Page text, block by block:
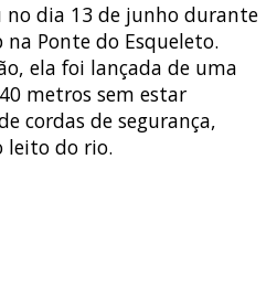
no dia 13 de junho durante
Ponte do Esqueleto.
ela foi lançada de uma
metros sem estar
cordas de segurança,
leito do rio.